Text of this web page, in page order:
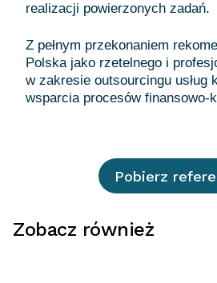
realizacji powierzonych zadań.
Z pełnym przekonaniem
Polska jako rzetelnego i
w zakresie outsourcingu usług
Pobierz
Zobacz również